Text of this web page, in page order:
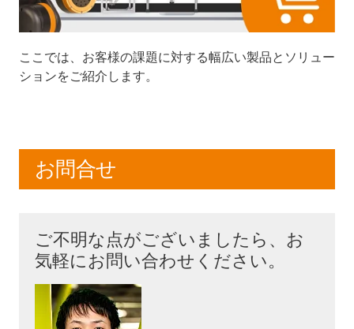
ここでは、お客様の課題に対する幅広い製品とソリュー
ションをご紹介します。
お問合せ
ご不明な点がございましたら、お
気軽にお問い合わせください。